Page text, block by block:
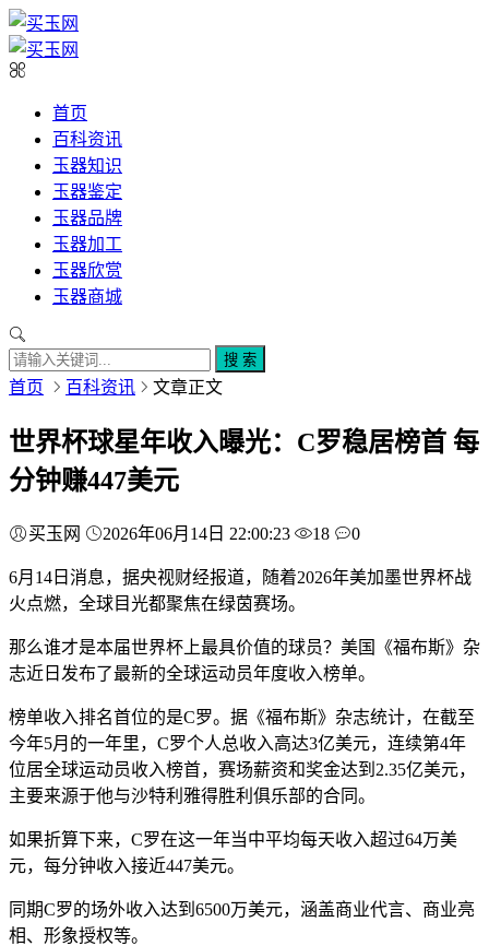
首页
百科资讯
玉器知识
玉器鉴定
玉器品牌
玉器加工
玉器欣赏
玉器商城
搜 索
首页 百科资讯 文章正文
世界杯球星年收入曝光：C罗稳居榜首 每
分钟赚447美元
买玉网 2026年06月14日 22:00:23 18 0
6月14日消息，据央视财经报道，随着2026年美加墨世界杯战
火点燃，全球目光都聚焦在绿茵赛场。
那么谁才是本届世界杯上最具价值的球员？美国《福布斯》杂
志近日发布了最新的全球运动员年度收入榜单。
榜单收入排名首位的是C罗。据《福布斯》杂志统计，在截至
今年5月的一年里，C罗个人总收入高达3亿美元，连续第4年
位居全球运动员收入榜首，赛场薪资和奖金达到2.35亿美元，
主要来源于他与沙特利雅得胜利俱乐部的合同。
如果折算下来，C罗在这一年当中平均每天收入超过64万美
元，每分钟收入接近447美元。
同期C罗的场外收入达到6500万美元，涵盖商业代言、商业亮
相、形象授权等。